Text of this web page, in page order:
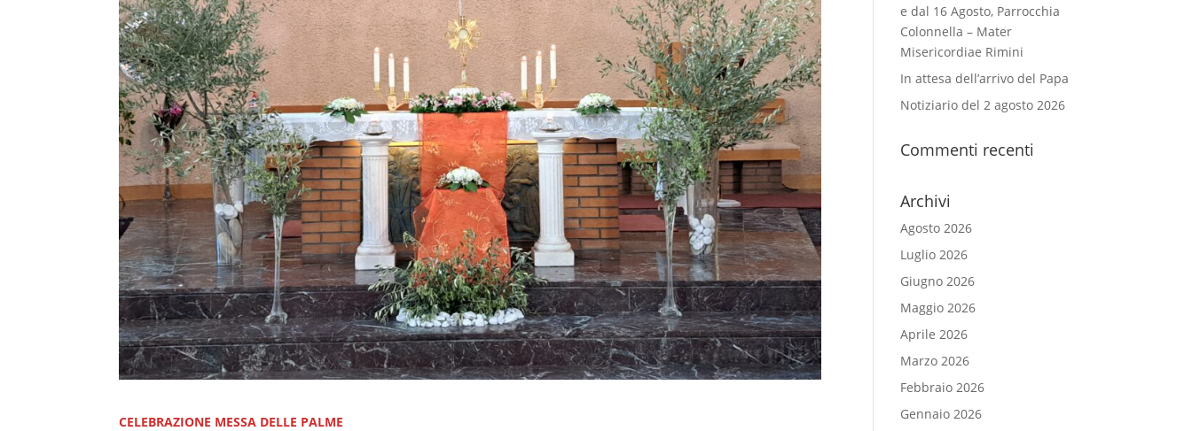
CELEBRAZIONE MESSA DELLE PALME
e dal 16 Agosto, Parrocchia
Colonnella – Mater
Misericordiae Rimini
In attesa dell’arrivo del Papa
Notiziario del 2 agosto 2026
Commenti recenti
Archivi
Agosto 2026
Luglio 2026
Giugno 2026
Maggio 2026
Aprile 2026
Marzo 2026
Febbraio 2026
Gennaio 2026